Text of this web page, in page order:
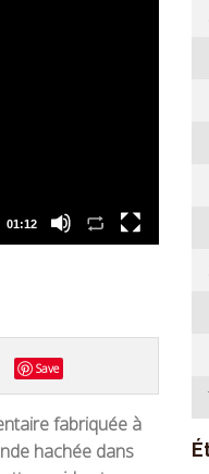
01:12
Save
fabriquée à
hachée dans